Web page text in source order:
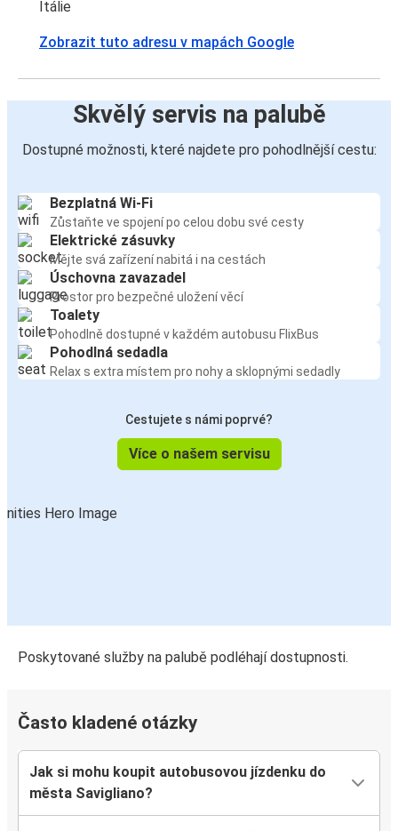
Itálie
Zobrazit tuto adresu v mapách Google
Skvělý servis na palubě
Dostupné možnosti, které najdete pro pohodlnější cestu:
Bezplatná Wi-Fi
Zůstaňte ve spojení po celou dobu své cesty
Elektrické zásuvky
Mějte svá zařízení nabitá i na cestách
Úschovna zavazadel
Prostor pro bezpečné uložení věcí
Toalety
Pohodlně dostupné v každém autobusu FlixBus
Pohodlná sedadla
Relax s extra místem pro nohy a sklopnými sedadly
Cestujete s námi poprvé?
Více o našem servisu
Poskytované služby na palubě podléhají dostupnosti.
Často kladené otázky
Jak si mohu koupit autobusovou jízdenku do
města Savigliano?